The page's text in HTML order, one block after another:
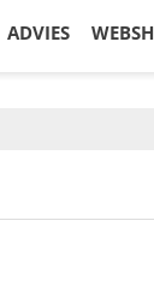
ADVIES